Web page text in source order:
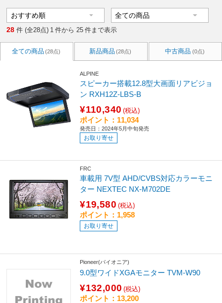
28 件 (全28点) 1 件から 25 件まで表示
全ての商品 (28点) 新品商品 (28点) 中古商品 (0点)
ALPINE
スピーカー搭載12.8型大画面リアビジョ
ン RXH12Z-LBS-B
¥110,340 (税込)
ポイント：11,034
発売日：2024年5月中旬発売
お取り寄せ
FRC
車載用 7V型 AHD/CVBS対応カラーモニ
ター NEXTEC NX-M702DE
¥19,580 (税込)
ポイント：1,958
お取り寄せ
Pioneer(パイオニア)
9.0型ワイドXGAモニター TVM-W90
¥132,000 (税込)
ポイント：13,200